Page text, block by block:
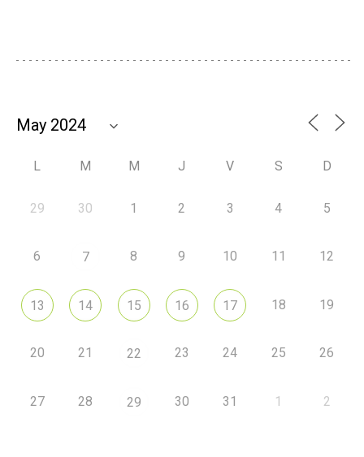
L M M J V S D
29 30 1 2 3 4 5
6 7 8 9 10 11 12
13 14 15 16 17 18 19
20 21 22 23 24 25 26
27 28 29 30 31 1 2